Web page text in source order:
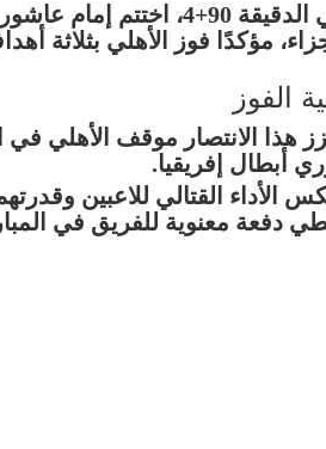
في الدقيقة 90+4،
مؤكدًا فوز الأهلي بثلاثة
الفوز
هذا الانتصار موقف الأهلي في
أبطال إفريقيا.
الأداء القتالي للاعبين
دفعة معنوية للفريق في